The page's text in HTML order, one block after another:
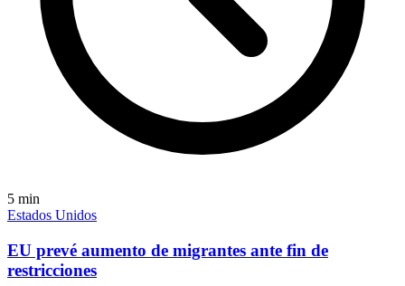
5 min
Estados Unidos
EU prevé aumento de migrantes ante fin de
restricciones